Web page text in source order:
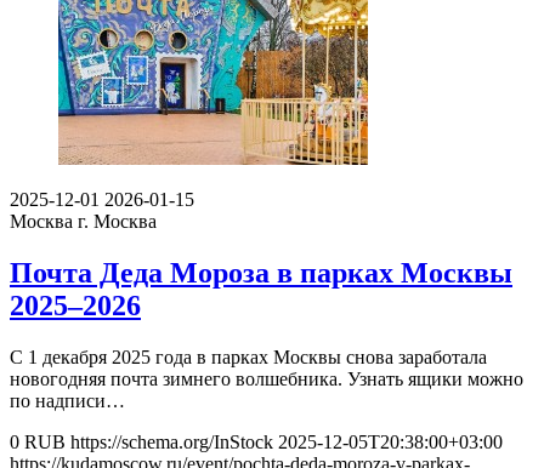
2025-12-01 2026-01-15
Москва г. Москва
Почта Деда Мороза в парках Москвы
2025–2026
С 1 декабря 2025 года в парках Москвы снова заработала
новогодняя почта зимнего волшебника. Узнать ящики можно
по надписи…
0 RUB https://schema.org/InStock 2025-12-05T20:38:00+03:00
https://kudamoscow.ru/event/pochta-deda-moroza-v-parkax-